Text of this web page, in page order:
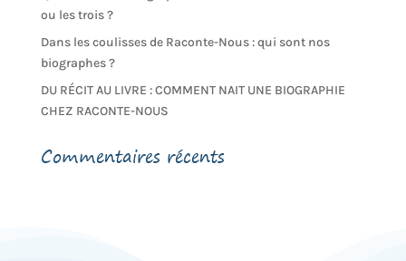
ou les trois ?
Dans les coulisses de Raconte-Nous : qui sont nos
biographes ?
DU RÉCIT AU LIVRE : COMMENT NAIT UNE BIOGRAPHIE
CHEZ RACONTE-NOUS
Commentaires récents